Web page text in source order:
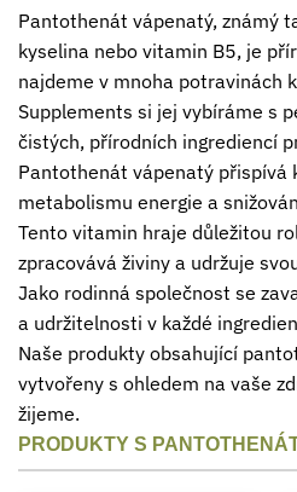
Pantothenát vápenatý, známý
kyselina nebo vitamin B5, je
najdeme v mnoha potravinách
Supplements si jej vybíráme s
čistých, přírodních ingrediencí
Pantothenát vápenatý přispívá
metabolismu energie a
Tento vitamin hraje důležitou
zpracovává živiny a udržuje
Jako rodinná společnost se
a udržitelnosti v každé
Naše produkty obsahující
vytvořeny s ohledem na vaše
žijeme.
PRODUKTY S